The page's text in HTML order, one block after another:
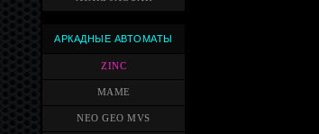
АРКАДНЫЕ АВТОМАТЫ
ZINC
MAME
NEO GEO MVS